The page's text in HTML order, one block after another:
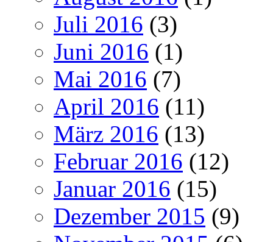
Juli 2016 (3)
Juni 2016 (1)
Mai 2016 (7)
April 2016 (11)
März 2016 (13)
Februar 2016 (12)
Januar 2016 (15)
Dezember 2015 (9)